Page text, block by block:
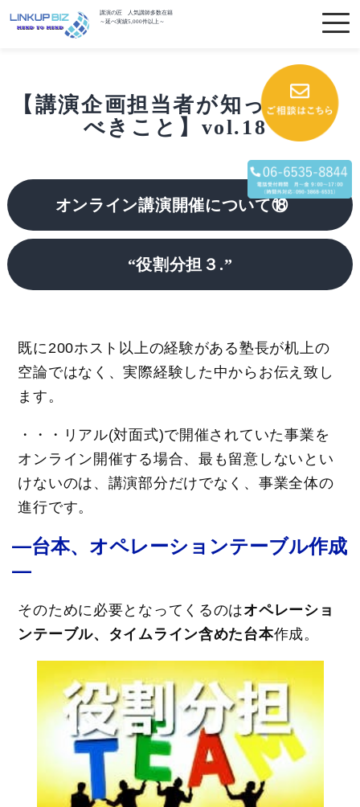
講演の匠 人気講師多数在籍
～延べ実績5,000件以上～
【講演企画担当者が知っておく
べきこと】vol.18
オンライン講演開催について⑱
“役割分担３.”
既に200ホスト以上の経験がある塾長が机上の
空論ではなく、実際経験した中からお伝え致し
ます。
・・・リアル(対面式)で開催されていた事業を
オンライン開催する場合、最も留意しないとい
けないのは、講演部分だけでなく、事業全体の
進行です。
―台本、オペレーションテーブル作成
―
そのために必要となってくるのはオペレーショ
ンテーブル、タイムライン含めた台本作成。